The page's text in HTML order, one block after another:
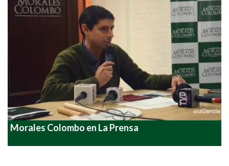
Morales Colombo en La Prensa